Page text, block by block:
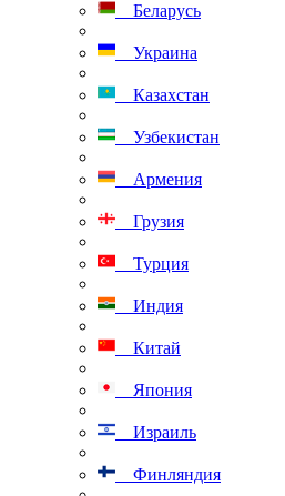
Беларусь
Украина
Казахстан
Узбекистан
Армения
Грузия
Турция
Индия
Китай
Япония
Израиль
Финляндия